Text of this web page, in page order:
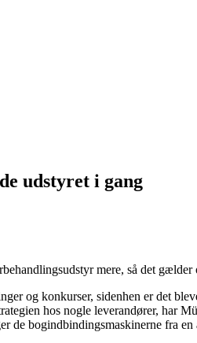
udstyret i gang
mere, så det
og konkurser, sidenhen er det
hos nogle leverandører, har
de bogindbindingsmaskinerne fra